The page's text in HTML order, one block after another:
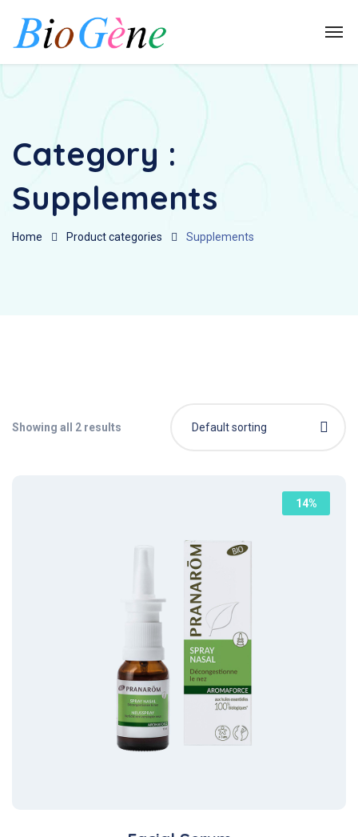
Category :
Supplements
Home Product categories Supplements
Showing all 2 results Default sorting
14%